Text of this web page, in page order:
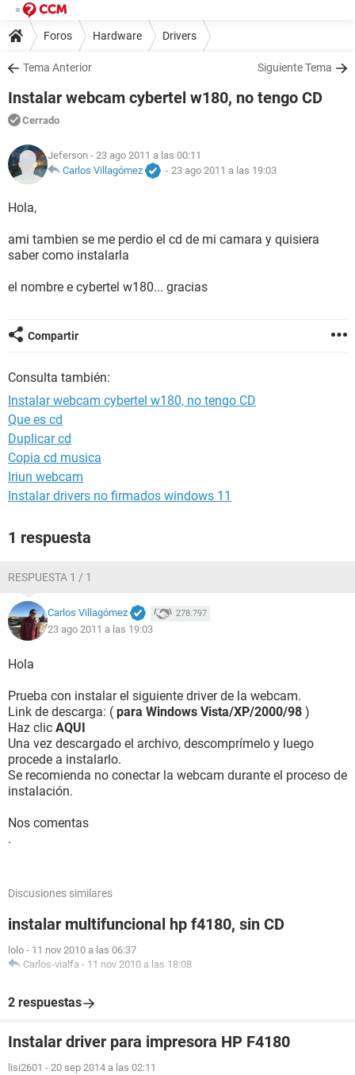
Foros Hardware Drivers
Tema Anterior Siguiente Tema
Instalar webcam cybertel w180, no tengo CD
Cerrado
Jeferson - 23 ago 2011 a las 00:11
Carlos Villagómez
- 23 ago 2011 a las 19:03
Hola,
ami tambien se me perdio el cd de mi camara y quisiera
saber como instalarla
el nombre e cybertel w180... gracias
Compartir
Consulta también:
Instalar webcam cybertel w180, no tengo CD
Que es cd
Duplicar cd
Copia cd musica
Iriun webcam
Instalar drivers no firmados windows 11
1 respuesta
RESPUESTA 1 / 1
Carlos Villagómez 278.797
23 ago 2011 a las 19:03
Hola
Prueba con instalar el siguiente driver de la webcam.
Link de descarga: ( para Windows Vista/XP/2000/98 )
Haz clic AQUI
Una vez descargado el archivo, descomprímelo y luego
procede a instalarlo.
Se recomienda no conectar la webcam durante el proceso de
instalación.
Nos comentas
.
Discusiones similares
instalar multifuncional hp f4180, sin CD
lolo - 11 nov 2010 a las 06:37
Carlos-vialfa - 11 nov 2010 a las 18:08
2 respuestas
Instalar driver para impresora HP F4180
lisi2601 - 20 sep 2014 a las 02:11